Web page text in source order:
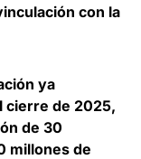
con la
ya
cierre de 2025,
de 30
millones de